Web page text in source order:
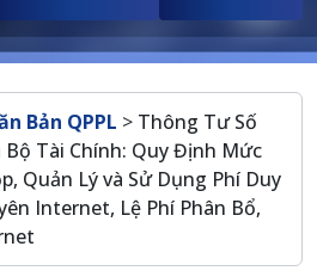
Bản QPPL > Thông Tư Số
Bộ Tài Chính: Quy Định Mức
Quản Lý và Sử Dụng Phí Duy
Internet, Lệ Phí Phân Bổ,